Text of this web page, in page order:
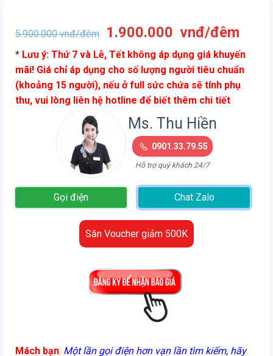
5.900.000vnđ/đêm
Giá
gốc
là:
5.900.000
vnđ/
đêm.
1.900.000 vnđ/đêmGiá
hiện
tại
là:
* Lưu ý: Thứ 7 và Lễ, Tết không áp dụng giá khuyến
mãi! Giá chỉ áp dụng cho số lượng người tiêu chuẩn
(khoảng 15 người), nếu ở full sức chứa sẽ tính phụ
thu, vui lòng liên hệ hotline để biết thêm chi tiết
Ms. Thu Hiền
0901.33.79.55
Hỗ trợ quý khách 24/7
Gọi điện Chat Zalo
Săn Voucher giảm 500K
Mách bạn: Một lần gọi điện hơn vạn lần tìm kiếm, hãy